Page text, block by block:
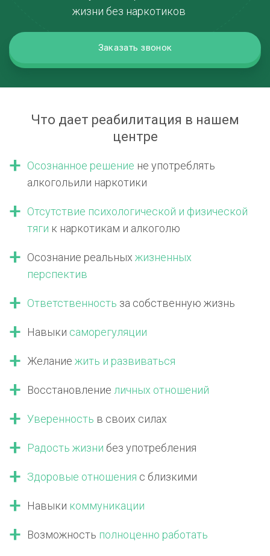
жизни без наркотиков
Заказать звонок
Что дает реабилитация в нашем
центре
Осознанное решение не употреблять
алкогольили наркотики
Отсутствие психологической и физической
тяги к наркотикам и алкоголю
Осознание реальных жизненных
перспектив
Ответственность за собственную жизнь
Навыки саморегуляции
Желание жить и развиваться
Восстановление личных отношений
Уверенность в своих силах
Радость жизни без употребления
Здоровые отношения с близкими
Навыки коммуникации
Возможность полноценно работать